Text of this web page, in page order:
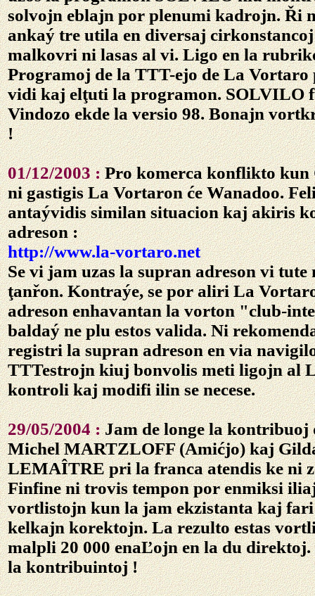
solvojn eblajn por plenumi kadrojn. Ři
ankaý tre utila en diversaj
malkovri ni lasas al vi. Ligo en la
Programoj de la TTT-ejo de La Vortaro
vidi kaj elţuti la programon. SOLVILO
Vindozo ekde la versio 98. Bonajn
!
01/12/2003 :Pro komerca konflikto kun
ni gastigis La Vortaron će Wanadoo.
antaývidis similan situacion kaj akiris
adreson :
http://www.la-vortaro.net
Se vi jam uzas la supran adreson vi tute
ţanřon. Kontraýe, se por aliri La
adreson enhavantan la vorton "club-
baldaý ne plu estos valida. Ni
registri la supran adreson en via
TTTestrojn kiuj bonvolis meti ligojn al
kontroli kaj modifi ilin se necese.
29/05/2004 :Jam de longe la kontribuoj
Michel MARTZLOFF (Amićjo) kaj
LEMAÎTRE pri la franca atendis ke ni
Finfine ni trovis tempon por enmiksi
vortlistojn kun la jam ekzistanta kaj
kelkajn korektojn. La rezulto estas
malpli 20 000 enaĽojn en la du direktoj.
la kontribuintoj !